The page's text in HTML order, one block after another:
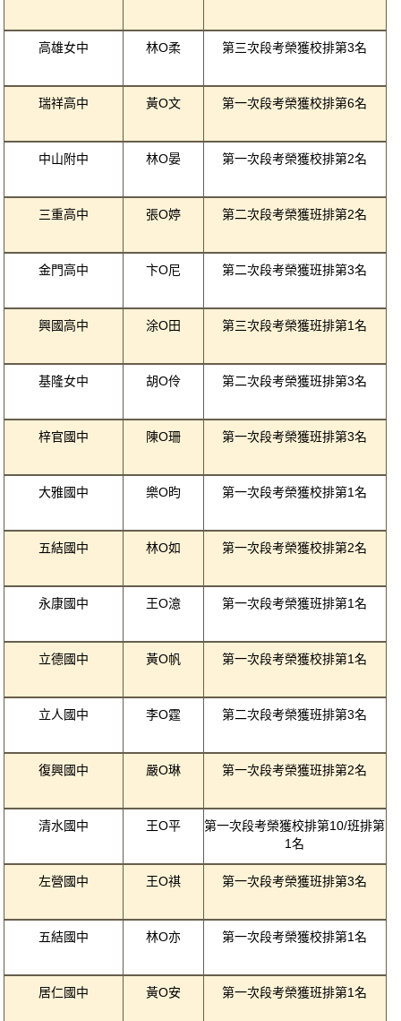
高雄女中 林O柔 第三次段考榮獲校排第3名
瑞祥高中 黃O文 第一次段考榮獲校排第6名
中山附中 林O晏 第一次段考榮獲校排第2名
三重高中 張O婷 第二次段考榮獲班排第2名
金門高中 卞O尼 第二次段考榮獲班排第3名
興國高中 涂O田 第三次段考榮獲班排第1名
基隆女中 胡O伶 第二次段考榮獲班排第3名
梓官國中 陳O珊 第一次段考榮獲班排第3名
大雅國中 樂O昀 第一次段考榮獲校排第1名
五結國中 林O如 第一次段考榮獲校排第2名
永康國中 王O澺 第一次段考榮獲班排第1名
立德國中 黃O帆 第一次段考榮獲校排第1名
立人國中 李O霆 第二次段考榮獲班排第3名
復興國中 嚴O琳 第一次段考榮獲班排第2名
清水國中 王O平
第一次段考榮獲校排第10/班排第
1名
左營國中 王O祺 第一次段考榮獲班排第3名
五結國中 林O亦 第一次段考榮獲校排第1名
居仁國中 黃O安 第一次段考榮獲班排第1名